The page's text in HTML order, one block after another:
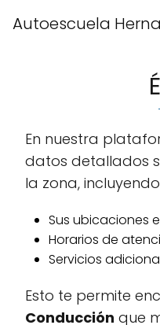
Autoescuela
En nuestra
datos detallados
la zona,
Sus ubicaciones
Horarios de
Servicios
Esto te permite
Conducción que